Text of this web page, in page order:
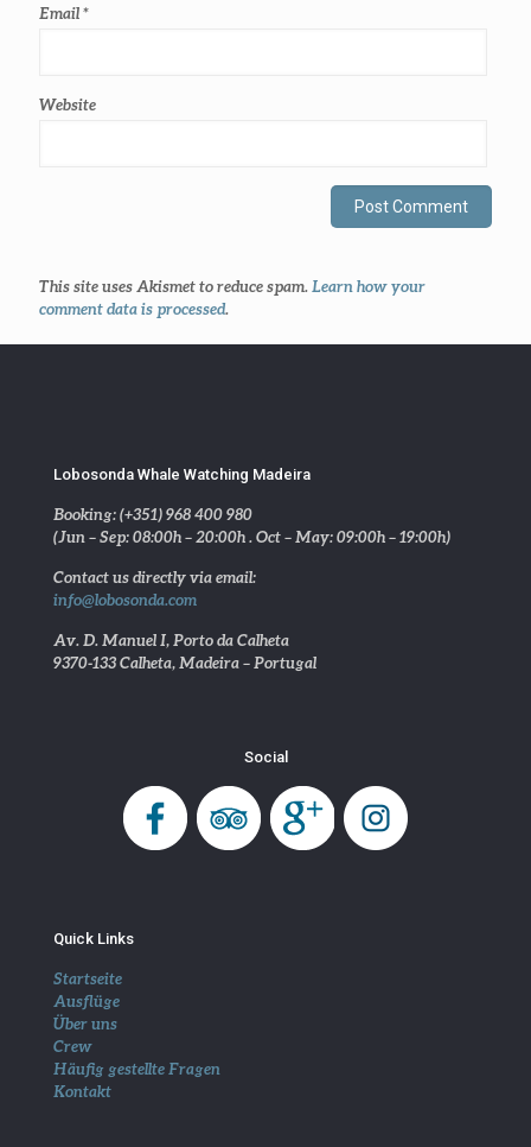
Email*
Website
This site uses Akismet to reduce spam. Learn how your
comment data is processed.
Lobosonda Whale Watching Madeira
Booking: (+351) 968 400 980
(Jun – Sep: 08:00h – 20:00h . Oct – May: 09:00h – 19:00h)
Contact us directly via email:
info@lobosonda.com
Av. D. Manuel I, Porto da Calheta
9370-133 Calheta, Madeira – Portugal
Social
Quick Links
Startseite
Ausflüge
Über uns
Crew
Häufig gestellte Fragen
Kontakt